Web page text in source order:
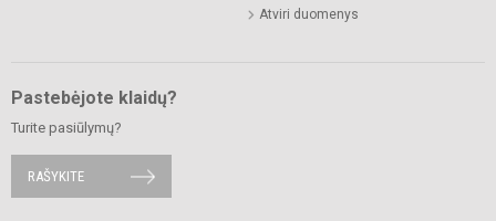
Atviri duomenys
Pastebėjote klaidų?
Turite pasiūlymų?
RAŠYKITE